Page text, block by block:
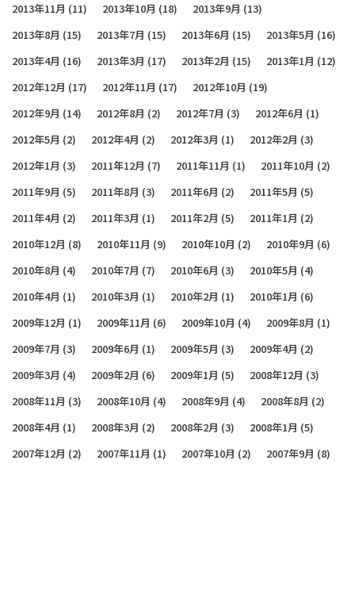
2013年11月 (11) 2013年10月 (18) 2013年9月 (13)
2013年8月 (15) 2013年7月 (15) 2013年6月 (15) 2013年5月 (16)
2013年4月 (16) 2013年3月 (17) 2013年2月 (15) 2013年1月 (12)
2012年12月 (17) 2012年11月 (17) 2012年10月 (19)
2012年9月 (14) 2012年8月 (2) 2012年7月 (3) 2012年6月 (1)
2012年5月 (2) 2012年4月 (2) 2012年3月 (1) 2012年2月 (3)
2012年1月 (3) 2011年12月 (7) 2011年11月 (1) 2011年10月 (2)
2011年9月 (5) 2011年8月 (3) 2011年6月 (2) 2011年5月 (5)
2011年4月 (2) 2011年3月 (1) 2011年2月 (5) 2011年1月 (2)
2010年12月 (8) 2010年11月 (9) 2010年10月 (2) 2010年9月 (6)
2010年8月 (4) 2010年7月 (7) 2010年6月 (3) 2010年5月 (4)
2010年4月 (1) 2010年3月 (1) 2010年2月 (1) 2010年1月 (6)
2009年12月 (1) 2009年11月 (6) 2009年10月 (4) 2009年8月 (1)
2009年7月 (3) 2009年6月 (1) 2009年5月 (3) 2009年4月 (2)
2009年3月 (4) 2009年2月 (6) 2009年1月 (5) 2008年12月 (3)
2008年11月 (3) 2008年10月 (4) 2008年9月 (4) 2008年8月 (2)
2008年4月 (1) 2008年3月 (2) 2008年2月 (3) 2008年1月 (5)
2007年12月 (2) 2007年11月 (1) 2007年10月 (2) 2007年9月 (8)